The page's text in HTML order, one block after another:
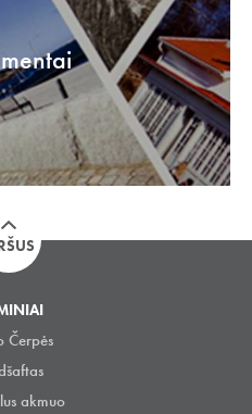
Čerpės
akmuo